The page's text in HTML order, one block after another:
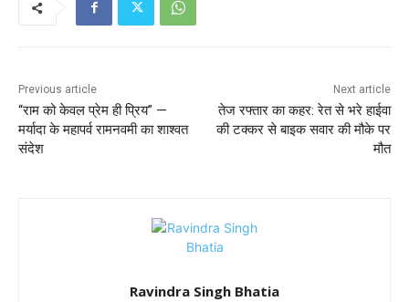
Previous article
“राम को केवल प्रेम ही प्रिय” —
मर्यादा के महापर्व रामनवमी का शाश्वत
संदेश
Next article
तेज रफ्तार का कहर: रेत से भरे हाईवा
की टक्कर से बाइक सवार की मौके पर
मौत
Ravindra Singh Bhatia